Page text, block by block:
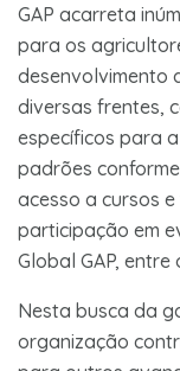
GAP acarreta
para os
desenvolvimento
diversas frentes,
específicos para
padrões
acesso a cursos
participação em
Global GAP, entre
Nesta busca da
organização